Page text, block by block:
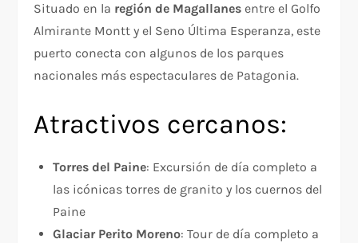
Situado en la región de Magallanes entre el Golfo
Almirante Montt y el Seno Última Esperanza, este
puerto conecta con algunos de los parques
nacionales más espectaculares de Patagonia.
Atractivos cercanos:
Torres del Paine: Excursión de día completo a
las icónicas torres de granito y los cuernos del
Paine
Glaciar Perito Moreno: Tour de día completo a